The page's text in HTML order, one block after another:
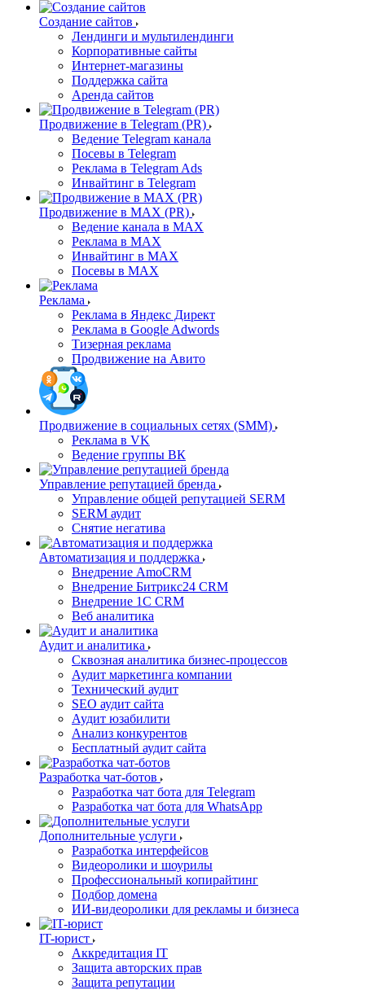
Создание сайтов
Лендинги и мультилендинги
Корпоративные сайты
Интернет-магазины
Поддержка сайта
Аренда сайтов
Продвижение в Telegram (PR)
Ведение Telegram канала
Посевы в Telegram
Реклама в Telegram Ads
Инвайтинг в Telegram
Продвижение в MAX (PR)
Ведение канала в MAX
Реклама в MAX
Инвайтинг в MAX
Посевы в MAX
Реклама
Реклама в Яндекс Директ
Реклама в Google Adwords
Тизерная реклама
Продвижение на Авито
Продвижение в социальных сетях (SMM)
Реклама в VK
Ведение группы ВК
Управление репутацией бренда
Управление общей репутацией SERM
SERM аудит
Снятие негатива
Автоматизация и поддержка
Внедрение AmoCRM
Внедрение Битрикс24 CRM
Внедрение 1C CRM
Веб аналитика
Аудит и аналитика
Сквозная аналитика бизнес-процессов
Аудит маркетинга компании
Технический аудит
SEO аудит сайта
Аудит юзабилити
Анализ конкурентов
Бесплатный аудит сайта
Разработка чат-ботов
Разработка чат бота для Telegram
Разработка чат бота для WhatsApp
Дополнительные услуги
Разработка интерфейсов
Видеоролики и шоурилы
Профессиональный копирайтинг
Подбор домена
ИИ-видеоролики для рекламы и бизнеса
IT-юрист
Аккредитация IT
Защита авторских прав
Защита репутации